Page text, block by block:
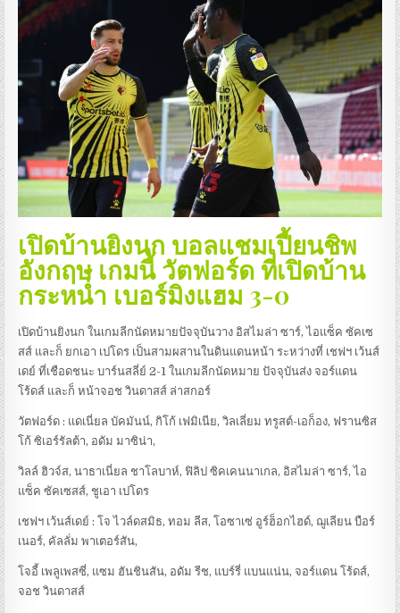
เปิดบ้านยิงนก บอลแชมเปี้ยนชิพ
อังกฤษ เกมนี้ วัตฟอร์ด ที่เปิดบ้าน
กระหน่ำ เบอร์มิงแฮม 3-0
เปิดบ้านยิงนก ในเกมลีกนัดหมายปัจจุบันวาง อิสไมล่า ซาร์, ไอแซ็ค ซัคเซ
สส์ และก็ ยกเอา เปโดร เป็นสามผสานในดินแดนหน้า ระหว่างที่ เชฟฯ เว้นส์
เดย์ ที่เชือดชนะ บาร์นสลี่ย์ 2-1 ในเกมลีกนัดหมาย ปัจจุบันส่ง จอร์แดน
โร้ดส์ และก็ หน้าจอช วินดาสส์ ล่าสกอร์
วัตฟอร์ด : แดเนี่ยล บัคมันน์, กิโก้ เฟมิเนีย, วิลเลี่ยม ทรูสต์-เอก็อง, ฟรานซิส
โก้ ซิเอร์รัลต้า, อดัม มาซิน่า,
วิลล์ ฮิวจ์ส, นาธาเนี่ยล ชาโลบาห์, ฟิลิป ซิคเคนนาเกล, อิสไมล่า ซาร์, ไอ
แซ็ค ซัคเซสส์, ชูเอา เปโดร
เชฟฯ เว้นส์เดย์ : โจ ไวล์ดสมิธ, ทอม ลีส, โอซาเซ่ อูร์ฮ็อกไฮด์, ฌูเลียน บือร์
เนอร์, คัลลั่ม พาเตอร์สัน,
โจอี้ เพลูเพสซี่, แซม ฮันชินสัน, อดัม รีช, แบร์รี่ แบนแน่น, จอร์แดน โร้ดส์,
จอช วินดาสส์